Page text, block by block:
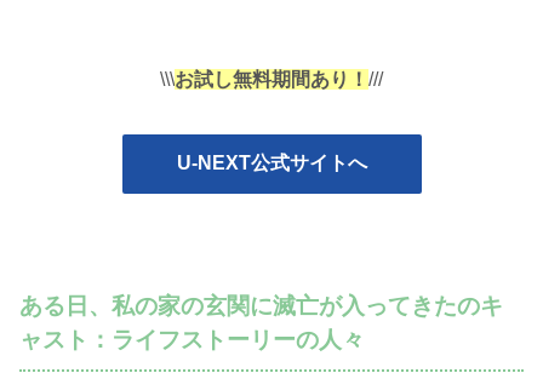
\\\お試し無料期間あり！ ///
U-NEXT公式サイトへ
ある日、私の家の玄関に滅亡が入ってきたのキ
ャスト：ライフストーリーの人々